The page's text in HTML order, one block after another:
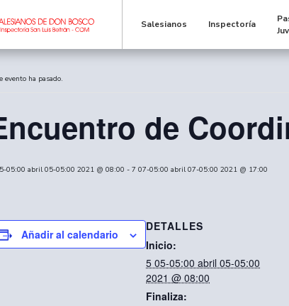
Salesianos Inspectoría
Todos los Eventos
evento ha pasado.
de
05:00 abril 05-05:00 2021 @ 08:00 - 7 07-05:00 abril 07-05:00 2021 @ 17:00
Añadir al calendario
DETALLES
Inicio:
5 05-05:00 abril 05-05:00
2021 @ 08:00
Finaliza: